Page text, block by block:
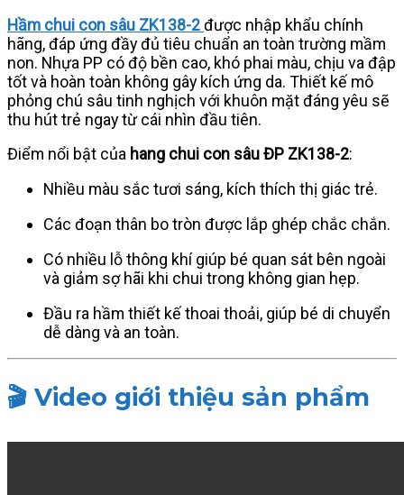
Hầm chui con sâu ZK138-2được nhập khẩu chính
hãng, đáp ứng đầy đủ tiêu chuẩn an toàn trường mầm
non. Nhựa PP có độ bền cao, khó phai màu, chịu va đập
tốt và hoàn toàn không gây kích ứng da. Thiết kế mô
phỏng chú sâu tinh nghịch với khuôn mặt đáng yêu sẽ
thu hút trẻ ngay từ cái nhìn đầu tiên.
Điểm nổi bật của hang chui con sâu ĐP ZK138-2:
Nhiều màu sắc tươi sáng, kích thích thị giác trẻ.
Các đoạn thân bo tròn được lắp ghép chắc chắn.
Có nhiều lỗ thông khí giúp bé quan sát bên ngoài
và giảm sợ hãi khi chui trong không gian hẹp.
Đầu ra hầm thiết kế thoai thoải, giúp bé di chuyển
dễ dàng và an toàn.
🎬 Video giới thiệu sản phẩm